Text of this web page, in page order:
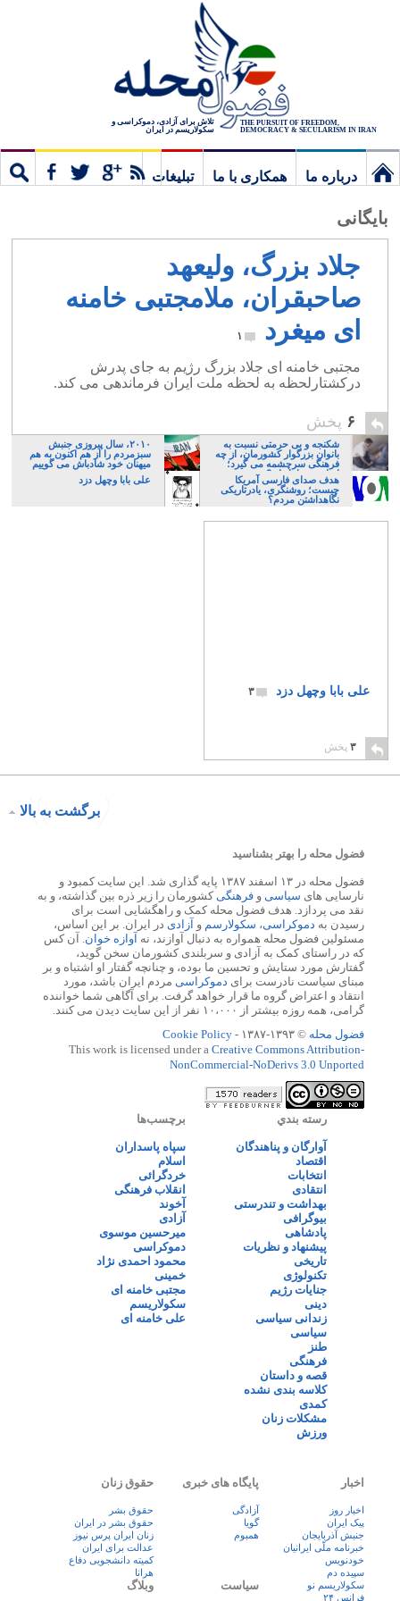
THE PURSUIT OF FREEDOM,
DEMOCRACY & SECULARISM IN IRAN
تلاش برای آزادی، دموکراسی و
سکولاریسم در ایران
درباره ما همکاری با ما
تبلیغات
بایگانی
جلاد بزرگ، ولیعهد
صاحبقران، ملامجتبی خامنه
ای میغرد
۱
مجتبی خامنه ای جلاد بزرگ رژیم به جای پدرش
درکشتارلحظه به لحظه ملت ایران فرماندهی می کند.
۶ پخش
شکنجه و بی حرمتی نسبت به
بانوان بزرگوار کشورمان، از چه
فرهنگی سرچشمه می گیرد؛
ایرانی، و یا تازیان؟
۲۰۱۰، سال پیروزی جنبش
سبزمردم را از هم اکنون به هم
میهنان خود شادباش می گوییم
هدف صدای فارسی آمریکا
چیست؛ روشنگری، یادرتاریکی
نگاهداشتن مردم؟
علی بابا وچهل دزد
علی بابا وچهل دزد ۳
۳ پخش
برگشت به بالا
فضول محله را بهتر بشناسید
فضول محله در ۱۳ اسفند ۱۳۸۷ پایه گذاری شد. این سایت کمبود و
نارسایی های سیاسی و فرهنگیکشورمان را زیر ذره بین گذاشته، و به
نقد می پردازد. هدف فضول محله کمک و راهگشایی است برای
رسیدن به دموکراسی، سکولارسم و آزادی در ایران. بر این اساس،
مسئولین فضول محله همواره به دنبال آوازند، نه آوازه خوان. آن کس
که در راستای کمک به آزادی و سربلندی کشورمان سخن گوید،
گفتارش مورد ستایش و تحسین ما بوده، و چنانچه گفتار او اشتباه و بر
مبنای سیاست نادرست برای دموکراسی مردم ایران باشد، مورد
انتقاد و اعتراض گروه ما قرار خواهد گرفت. برای آگاهی شما خواننده
گرامی، همه روزه بیشتر از ۱۰،۰۰۰ نفر از این سایت دیدن می کنند.
فضول محله © ۱۳۹۳-۱۳۸۷ -
Cookie Policy
This work is licensed under a Creative Commons Attribution-
NonCommercial-NoDerivs 3.0 Unported
رسته بندي
آوارگان و پناهندگان
اقتصاد
انتخابات
انتقادی
بهداشت و تندرستی
بیوگرافی
پادشاهی
پیشنهاد و نظریات
تاریخی
تکنولوژی
جنایات رژیم
دینی
زندانی سیاسی
سیاسی
طنز
فرهنگی
قصه و داستان
کلاسه بندی نشده
کمدی
مشکلات زنان
ورزش
برچسب‌ها
سپاه پاسداران
اسلام
خردگرائی
انقلاب فرهنگی
آخوند
آزادی
میرحسین موسوی
دموکراسی
محمود احمدی نژاد
خمینی
مجتبی خامنه ای
سکولاریسم
علی خامنه ای
اخبار
اخبار روز
پيک ايران
جنبش آذربایجان
خبرنامه ملّی ایرانیان
خودنویس
سپیده دم
سکولاریسم نو
فرانس ۲۴
پایگاه های خبری
آزادگی
گویا
همبوم
حقوق زنان
حقوق بشر
حقوق بشر در ایران
زنان ايران پرس نيوز
عدالت برای ایران
کمیته دانشجویی دفاع
هرانا
سیاست وبلاگ